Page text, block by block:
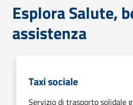
Esplora Salute,
assistenza
Taxi sociale
Servizio di trasporto solidale